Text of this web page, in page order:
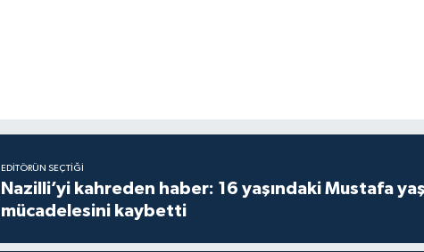
EDITÖRÜN SEÇTIĞI
Nazilli’yi kahreden haber: 16 yaşındaki Mustafa
mücadelesini kaybetti